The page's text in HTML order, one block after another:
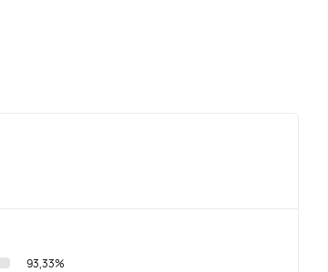
93,33%